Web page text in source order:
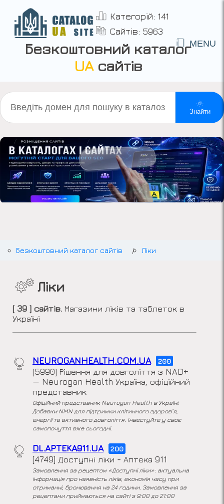
Категорій: 141
Сайтів: 5963
Безкоштовний каталог
UAсайтів
MENU
Знайти
Безкоштовний каталог сайтів Ліки
Ліки
[ 39 ] сайтів. Магазини ліків та таблеток в
Україні
NEUROGANHEALTH.COM.UA 200
[5990] Рішення для довголіття з NAD+
— Neurogan Health Україна, офіційний
представник
Офіційний представник Neurogan Health в Україні.
Добавки NMN для підтримки клітинного здоров’я,
енергії та активного довголіття. Інвестуйте у своє
самопочуття вже сьогодні.
DL.APTEKA911.UA 200
[4749] Доступні ліки - Аптека 911
Замовлення за рецептом «Доступні ліки»: актуальна
інформація про наявність ліків, економія часу при
отриманні, бронювання на 24 години. Замовлення за
рецептами приймаються на сайті з 9:00 до 21:00